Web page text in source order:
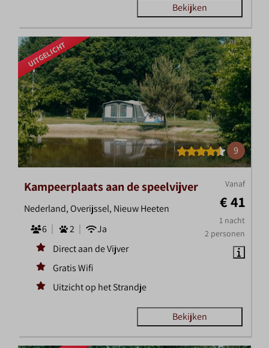
Bekijken
UITGELICHT
9
Vanaf
€ 41
1 nacht
2 personen
Kampeerplaats aan de speelvijver
Nederland, Overijssel, Nieuw Heeten
6
2
Ja
Direct aan de Vijver
Gratis Wifi
Uitzicht op het Strandje
Bekijken